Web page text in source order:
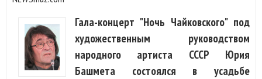
Гала-концерт "Ночь Чайковского" под
художественным руководством
народного артиста СССР Юрия
Башмета состоялся в усадьбе